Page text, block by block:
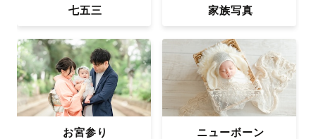
出会えます。まずは、ラブグラフの
撮影事例をご覧ください。
七五三 家族写真
お宮参り ニューボーン